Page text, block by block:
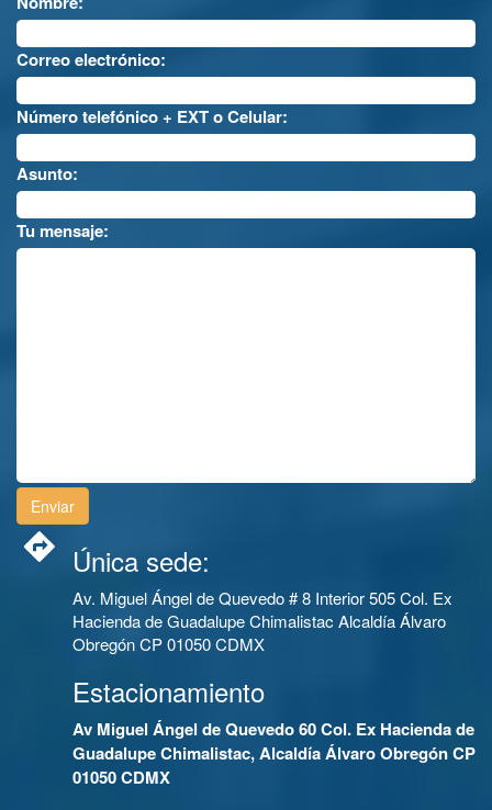
Correo electrónico:
Número telefónico + EXT o Celular:
Asunto:
Tu mensaje:
Única sede:
Av. Miguel Ángel de Quevedo # 8 Interior 505 Col. Ex
Hacienda de Guadalupe Chimalistac Alcaldía Álvaro
Obregón CP 01050 CDMX
Estacionamiento
Av Miguel Ángel de Quevedo 60 Col. Ex Hacienda de
Guadalupe Chimalistac, Alcaldía Álvaro Obregón CP
01050 CDMX